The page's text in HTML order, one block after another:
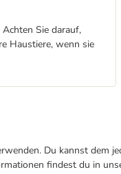
Sie darauf,
Haustiere, wenn sie
Du kannst dem
findest du in